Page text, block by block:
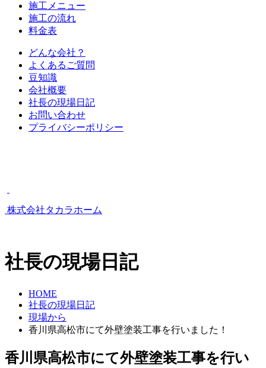
施工メニュー
施工の流れ
料金表
どんな会社？
よくあるご質問
豆知識
会社概要
社長の現場日記
お問い合わせ
プライバシーポリシー
株式会社タカラホーム
社長の現場日記
HOME
社長の現場日記
現場から
香川県高松市にて外壁塗装工事を行いました！
香川県高松市にて外壁塗装工事を行い